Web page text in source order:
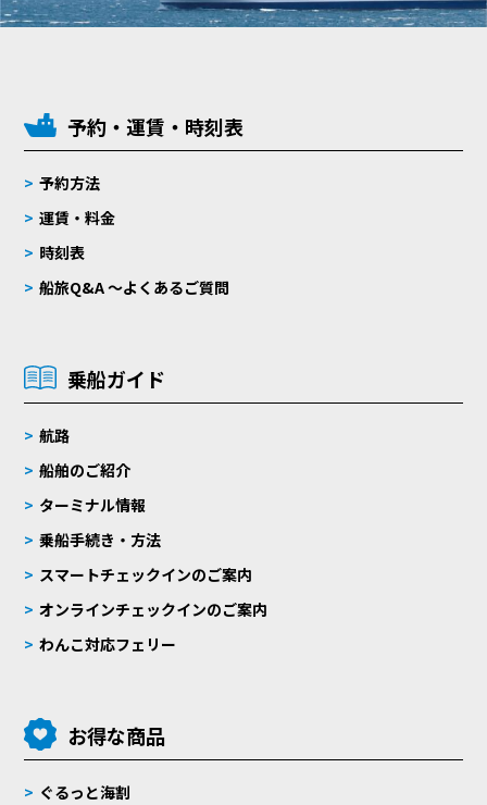
予約・運賃・時刻表
予約方法
運賃・料金
時刻表
船旅Q&A 〜よくあるご質問
乗船ガイド
航路
船舶のご紹介
ターミナル情報
乗船手続き・方法
スマートチェックインのご案内
オンラインチェックインのご案内
わんこ対応フェリー
お得な商品
ぐるっと海割